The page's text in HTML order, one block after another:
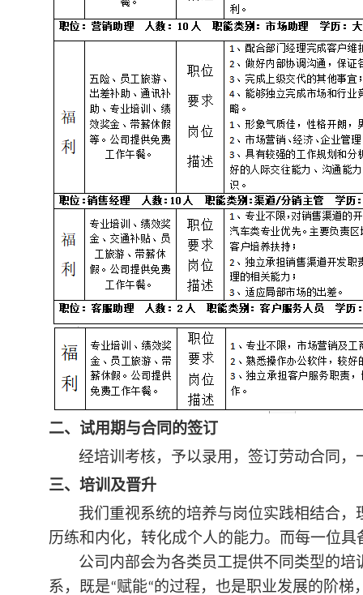
二、试用期与合同的签订
经培训考核，予以录用，签订劳动合同
三、培训及晋升
我们重视系统的培养与岗位实践相结合
历练和内化，转化成个人的能力。而每一位
公司内部会为各类员工提供不同类型的
系，既是“赋能“的过程，也是职业发展的阶梯